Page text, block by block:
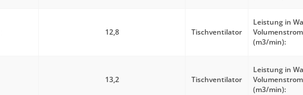
12,8 Tischventilator
Leistung in
Volumenstrom
(m3/min):
13,2 Tischventilator
Leistung in
Volumenstrom
(m3/min):